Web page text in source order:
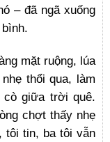
– đã ngã xuống
mặt ruộng, lúa
thổi qua, làm
cò giữa trời quê.
chợt thấy nhẹ
tôi tin, ba tôi vẫn